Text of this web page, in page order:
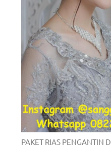
PAKET RIAS PENGANTIN